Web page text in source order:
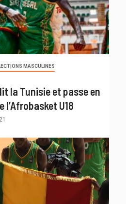
MASCULINES
la Tunisie et passe en
U18